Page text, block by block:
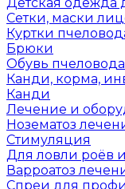
Сетки, маски
Куртки
Брюки
Обувь пчеловода
Канди, корма,
Канди
Лечение и
Нозематоз
Стимуляция
Для ловли роёв
Варроатоз
Спреи для